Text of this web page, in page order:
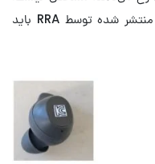
شماره مدل این محصول طبق اطلاعات منتشر شده توسط RRA باید